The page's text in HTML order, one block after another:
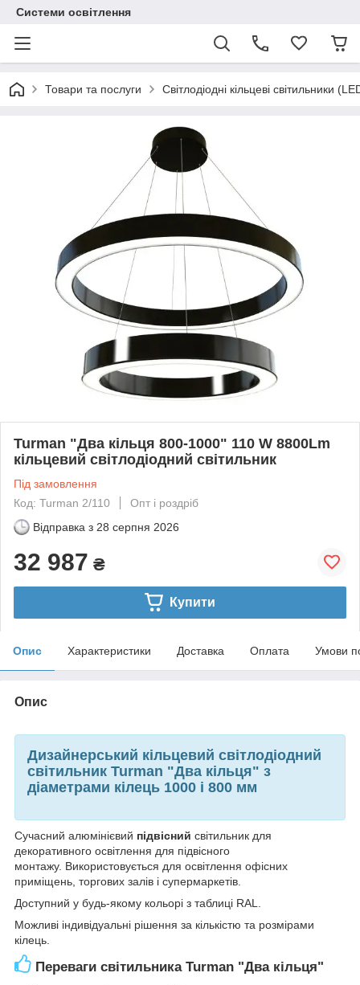
Системи освітлення
Товари та послуги Світлодіодні кільцеві світильники
Turman "Два кільця 800-1000" 110 W 8800Lm
кільцевий світлодіодний світильник
Під замовлення
Код: Turman 2/110
Опт і роздріб
Відправка з 28 серпня 2026
32 987 ₴
Купити
Опис Характеристики Доставка Оплата Умови
Опис
Дизайнерський кільцевий світлодіодний
світильник Turman "Два кільця" з
діаметрами кілець 1000 і 800 мм
Сучасний алюмінієвий підвісний світильник для
декоративного освітлення для підвісного
монтажу. Використовується для освітлення офісних
приміщень, торгових залів і супермаркетів.
Доступний у будь-якому кольорі з таблиці RAL.
Можливі індивідуальні рішення за кількістю та розмірами
кілець.
Переваги світильника Turman "Два кільця"